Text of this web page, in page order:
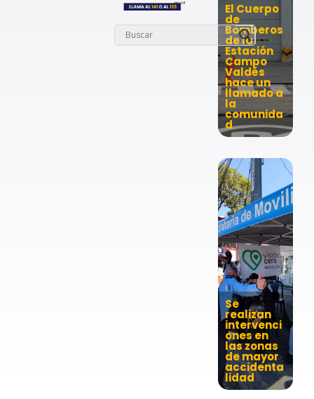
El Cuerpo
de
Bomberos
de la
Estación
Campo
Valdés
hace un
llamado a
la
comunida
d
Se
realizan
intervenci
ones en
las zonas
de mayor
accidenta
lidad